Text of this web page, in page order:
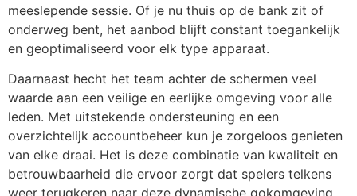
meeslepende sessie. Of je nu thuis op de bank zit of
onderweg bent, het aanbod blijft constant toegankelijk
en geoptimaliseerd voor elk type apparaat.
Daarnaast hecht het team achter de schermen veel
waarde aan een veilige en eerlijke omgeving voor alle
leden. Met uitstekende ondersteuning en een
overzichtelijk accountbeheer kun je zorgeloos genieten
van elke draai. Het is deze combinatie van kwaliteit en
betrouwbaarheid die ervoor zorgt dat spelers telkens